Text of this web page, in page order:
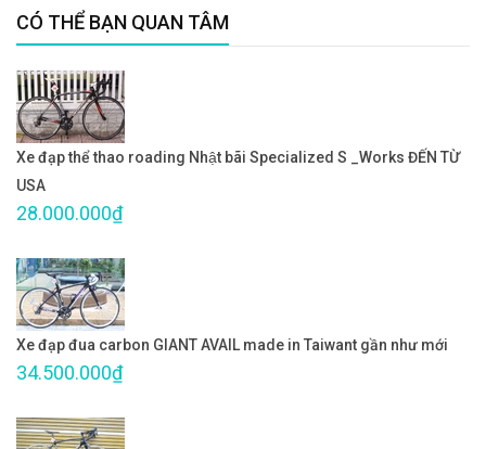
CÓ THỂ BẠN QUAN TÂM
Xe đạp thể thao roading Nhật bãi Specialized S _Works ĐẾN TỪ
USA
28.000.000₫
Xe đạp đua carbon GIANT AVAIL made in Taiwant gần như mới
34.500.000₫